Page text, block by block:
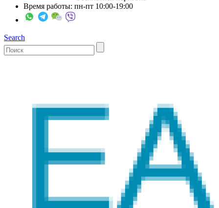
Время работы: пн-пт 10:00-19:00
Search